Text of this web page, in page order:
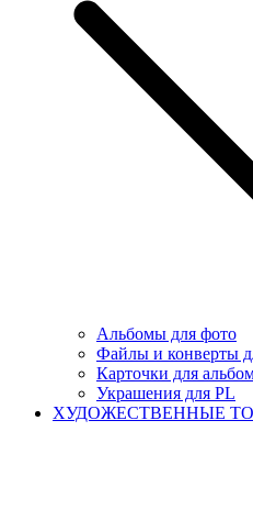
Альбомы для фото
Файлы и конверты
Карточки для
Украшения для PL
ХУДОЖЕСТВЕННЫЕ